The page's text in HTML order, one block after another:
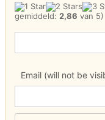
gemiddeld: 2,86 van 5)
Email (will not be